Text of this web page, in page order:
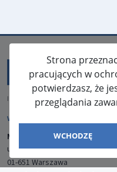
Strona
pracujących w
potwierdzasz, że
przeglądania
WCHODZĘ
ISSN: 2080-5438
WYDAWCA
Media-Press Sp. z o.o.
ul. Gwiaździsta 7B/8
01-651 Warszawa